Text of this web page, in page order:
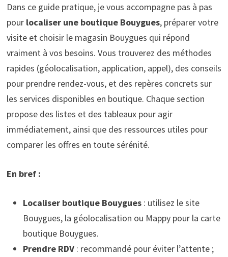
Dans ce guide pratique, je vous accompagne pas à pas
pour localiser une boutique Bouygues, préparer votre
visite et choisir le magasin Bouygues qui répond
vraiment à vos besoins. Vous trouverez des méthodes
rapides (géolocalisation, application, appel), des conseils
pour prendre rendez-vous, et des repères concrets sur
les services disponibles en boutique. Chaque section
propose des listes et des tableaux pour agir
immédiatement, ainsi que des ressources utiles pour
comparer les offres en toute sérénité.
En bref :
Localiser boutique Bouygues: utilisez le site
Bouygues, la géolocalisation ou Mappy pour la carte
boutique Bouygues.
Prendre RDV: recommandé pour éviter l’attente ;